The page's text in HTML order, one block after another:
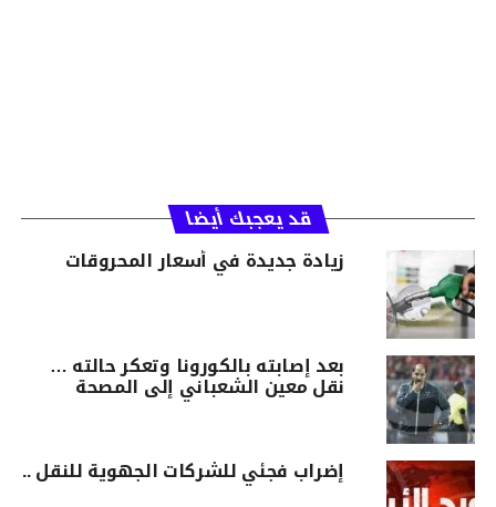
قد يعجبك أيضا
زيادة جديدة في أسعار المحروقات
بعد إصابته بالكورونا وتعكر حالته …
نقل معين الشعباني إلى المصحة
إضراب فجئي للشركات الجهوية للنقل ..